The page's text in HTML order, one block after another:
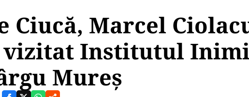
Ciucă, Marcel
vizitat Institutul
Mureş